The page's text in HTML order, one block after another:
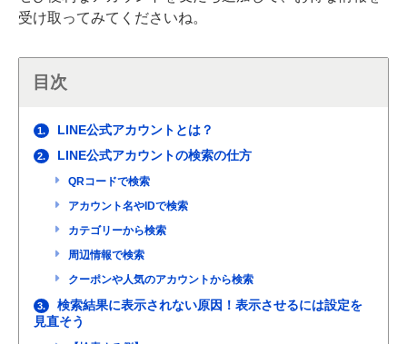
受け取ってみてくださいね。
目次
1. LINE公式アカウントとは？
2. LINE公式アカウントの検索の仕方
QRコードで検索
アカウント名やIDで検索
カテゴリーから検索
周辺情報で検索
クーポンや人気のアカウントから検索
3.
検索結果に表示されない原因！表示させるには設定を
見直そう